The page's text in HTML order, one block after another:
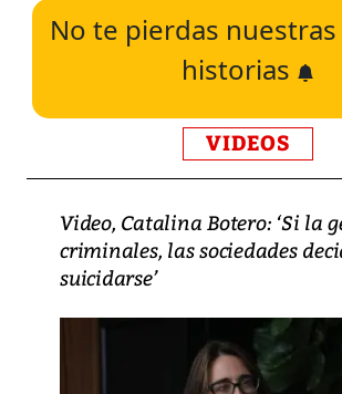
No te pierdas
historias
VIDEOS
Video, Catalina Botero: ‘Si la
criminales, las sociedades
suicidarse’